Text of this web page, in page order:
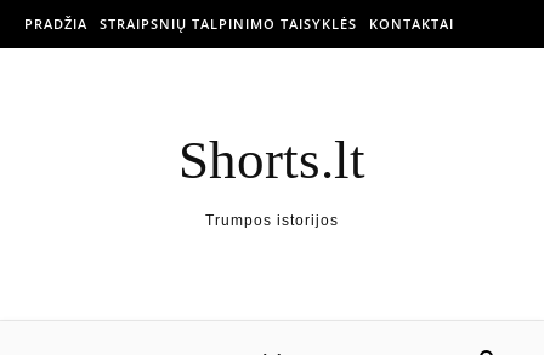
PRADŽIA STRAIPSNIŲ TALPINIMO TAISYKLĖS KONTAKTAI
Shorts.lt
Trumpos istorijos